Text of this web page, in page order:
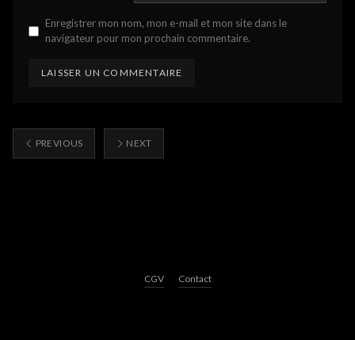
Enregistrer mon nom, mon e-mail et mon site dans le
navigateur pour mon prochain commentaire.
PREVIOUS NEXT
CGV Contact